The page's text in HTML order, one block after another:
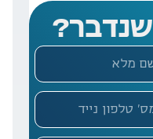
שנדבר?